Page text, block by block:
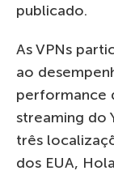
publicado.
As VPNs
ao
performance
streaming do
três
dos EUA,